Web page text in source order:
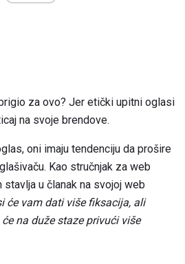
za ovo? Jer etički upitni oglasi
na svoje brendove.
oni imaju tendenciju da prošire
Kao stručnjak za web
u članak na svojoj web
će vam dati više fiksacija, ali
na duže staze privući više